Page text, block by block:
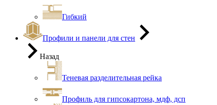
Гибкий
Профили и панели для стен
Назад
Теневая разделительная рейка
Профиль для гипсокартона, мдф, дсп